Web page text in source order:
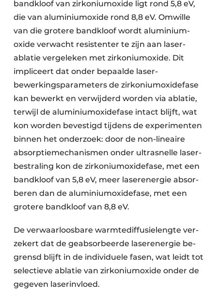
band­kloof van zirkonium­oxide ligt rond 5,8 eV,
die van aluminium­oxide rond 8,8 eV. Omwille
van die grotere band­kloof wordt aluminium­
oxide verwacht resistenter te zijn aan laser­
ablatie vergeleken met zirkonium­oxide. Dit
impliceert dat onder bepaalde laser­
bewerkings­parameters de zirkonium­oxidefase
kan bewerkt en verwijderd worden via ablatie,
terwijl de aluminium­oxidefase intact blijft, wat
kon wor­den bevestigd tijdens de experi­menten
binnen het onderzoek: door de non-lineaire
absorptie­mechanismen onder ultrasnelle laser­
bestraling kon de zirkonium­oxidefase, met een
band­kloof van 5,8 eV, meer laser­energie absor­
beren dan de aluminium­oxidefase, met een
grotere bandkloof van 8,8 eV.
De verwaar­loosbare warmte­diffusielengte ver­
zekert dat de geabsor­beerde laser­energie be­
grensd blijft in de individuele fasen, wat leidt tot
selec­tieve ablatie van zirkonium­oxide onder de
ge­geven laser­invloed.